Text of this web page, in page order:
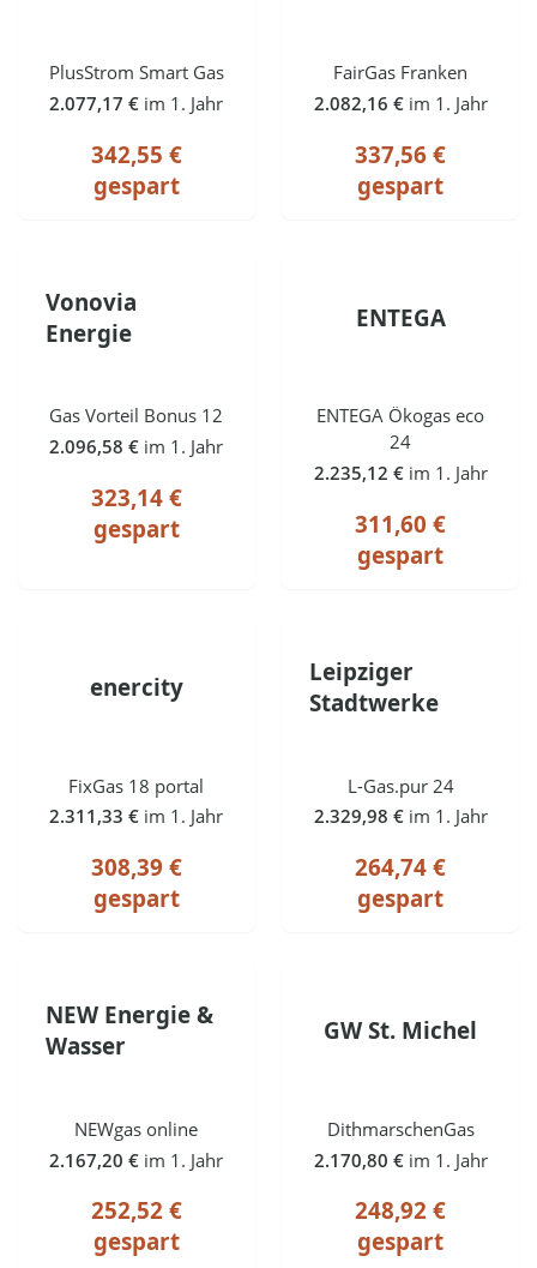
PlusStrom Smart Gas
2.077,17 € im 1. Jahr
342,55 €
gespart
FairGas Franken
2.082,16 € im 1. Jahr
337,56 €
gespart
Vonovia
Energie
Gas Vorteil Bonus 12
2.096,58 € im 1. Jahr
323,14 €
gespart
ENTEGA
ENTEGA Ökogas eco
24
2.235,12 € im 1. Jahr
311,60 €
gespart
enercity
FixGas 18 portal
2.311,33 € im 1. Jahr
308,39 €
gespart
Leipziger
Stadtwerke
L-Gas.pur 24
2.329,98 € im 1. Jahr
264,74 €
gespart
NEW Energie &
Wasser
NEWgas online
2.167,20 € im 1. Jahr
252,52 €
gespart
GW St. Michel
DithmarschenGas
2.170,80 € im 1. Jahr
248,92 €
gespart